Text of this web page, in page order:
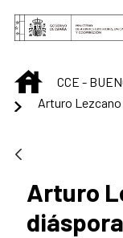
Saltar al
INICIO
CCE -
Arturo
Arturo
diáspora